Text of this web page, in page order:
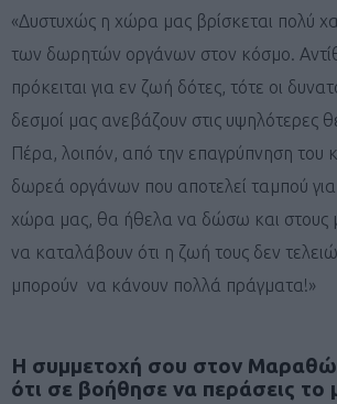
«Δυστυχώς η χώρα μας βρίσκεται πολύ
των δωρητών οργάνων στον κόσμο.
πρόκειται για εν ζωή δότες, τότε οι
δεσμοί μας ανεβάζουν στις υψηλότερες
Πέρα, λοιπόν, από την επαγρύπνηση του
δωρεά οργάνων που αποτελεί ταμπού
χώρα μας, θα ήθελα να δώσω και στους
να καταλάβουν ότι η ζωή τους δεν
μπορούν να κάνουν πολλά πράγματα!»
Η συμμετοχή σου στον
ότι σε βοήθησε να περάσεις το